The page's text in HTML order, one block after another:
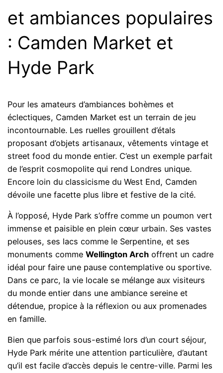
et ambiances populaires
: Camden Market et
Hyde Park
Pour les amateurs d’ambiances bohèmes et
éclectiques, Camden Market est un terrain de jeu
incontournable. Les ruelles grouillent d’étals
proposant d’objets artisanaux, vêtements vintage et
street food du monde entier. C’est un exemple parfait
de l’esprit cosmopolite qui rend Londres unique.
Encore loin du classicisme du West End, Camden
dévoile une facette plus libre et festive de la cité.
À l’opposé, Hyde Park s’offre comme un poumon vert
immense et paisible en plein cœur urbain. Ses vastes
pelouses, ses lacs comme le Serpentine, et ses
monuments commeWellington Arch offrent un cadre
idéal pour faire une pause contemplative ou sportive.
Dans ce parc, la vie locale se mélange aux visiteurs
du monde entier dans une ambiance sereine et
détendue, propice à la réflexion ou aux promenades
en famille.
Bien que parfois sous-estimé lors d’un court séjour,
Hyde Park mérite une attention particulière, d’autant
qu’il est facile d’accès depuis le centre-ville. Parmi les